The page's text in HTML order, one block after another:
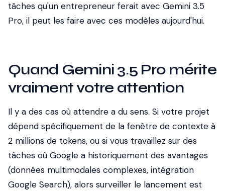
tâches qu'un entrepreneur ferait avec Gemini 3.5
Pro, il peut les faire avec ces modèles aujourd'hui.
Quand Gemini 3.5 Pro mérite
vraiment votre attention
Il y a des cas où attendre a du sens. Si votre projet
dépend spécifiquement de la fenêtre de contexte à
2 millions de tokens, ou si vous travaillez sur des
tâches où Google a historiquement des avantages
(données multimodales complexes, intégration
Google Search), alors surveiller le lancement est